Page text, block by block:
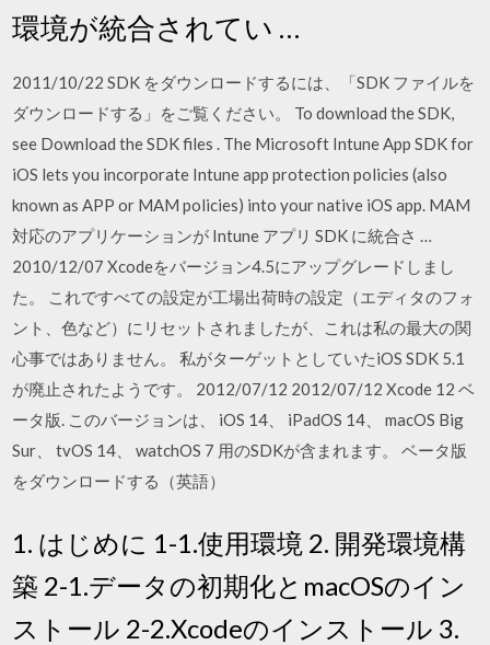
環境が統合されてい …
2011/10/22 SDK をダウンロードするには、「SDK ファイルを
ダウンロードする」をご覧ください。 To download the SDK,
see Download the SDK files . The Microsoft Intune App SDK for
iOS lets you incorporate Intune app protection policies (also
known as APP or MAM policies) into your native iOS app. MAM
対応のアプリケーションが Intune アプリ SDK に統合さ …
2010/12/07 Xcodeをバージョン4.5にアップグレードしまし
た。 これですべての設定が工場出荷時の設定（エディタのフォ
ント、色など）にリセットされましたが、これは私の最大の関
心事ではありません。 私がターゲットとしていたiOS SDK 5.1
が廃止されたようです。 2012/07/12 2012/07/12 Xcode 12 ベ
ータ版. このバージョンは、 iOS 14、 iPadOS 14、 macOS Big
Sur、 tvOS 14、 watchOS 7 用のSDKが含まれます。 ベータ版
をダウンロードする（英語）
1. はじめに 1-1.使用環境 2. 開発環境構
築 2-1.データの初期化とmacOSのイン
ストール 2-2.Xcodeのインストール 3.